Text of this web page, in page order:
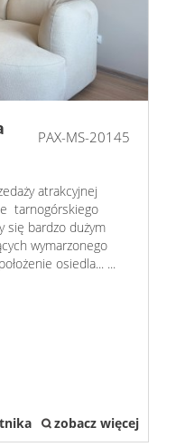
PAX-MS-20145
atrakcyjnej
tarnogórskiego
się bardzo dużym
wymarzonego
osiedla... ...
zobacz więcej